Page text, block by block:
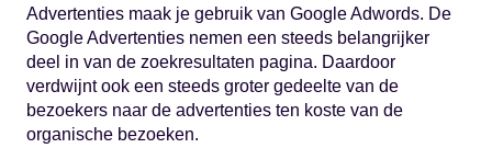
Advertenties maak je gebruik van Google Adwords. De
Google Advertenties nemen een steeds belangrijker
deel in van de zoekresultaten pagina. Daardoor
verdwijnt ook een steeds groter gedeelte van de
bezoekers naar de advertenties ten koste van de
organische bezoeken.